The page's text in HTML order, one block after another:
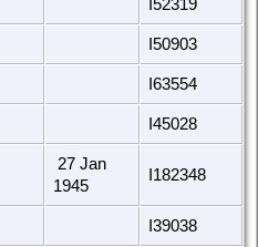
I52319
I50903
I63554
I45028
27 Jan
1945
I182348
I39038